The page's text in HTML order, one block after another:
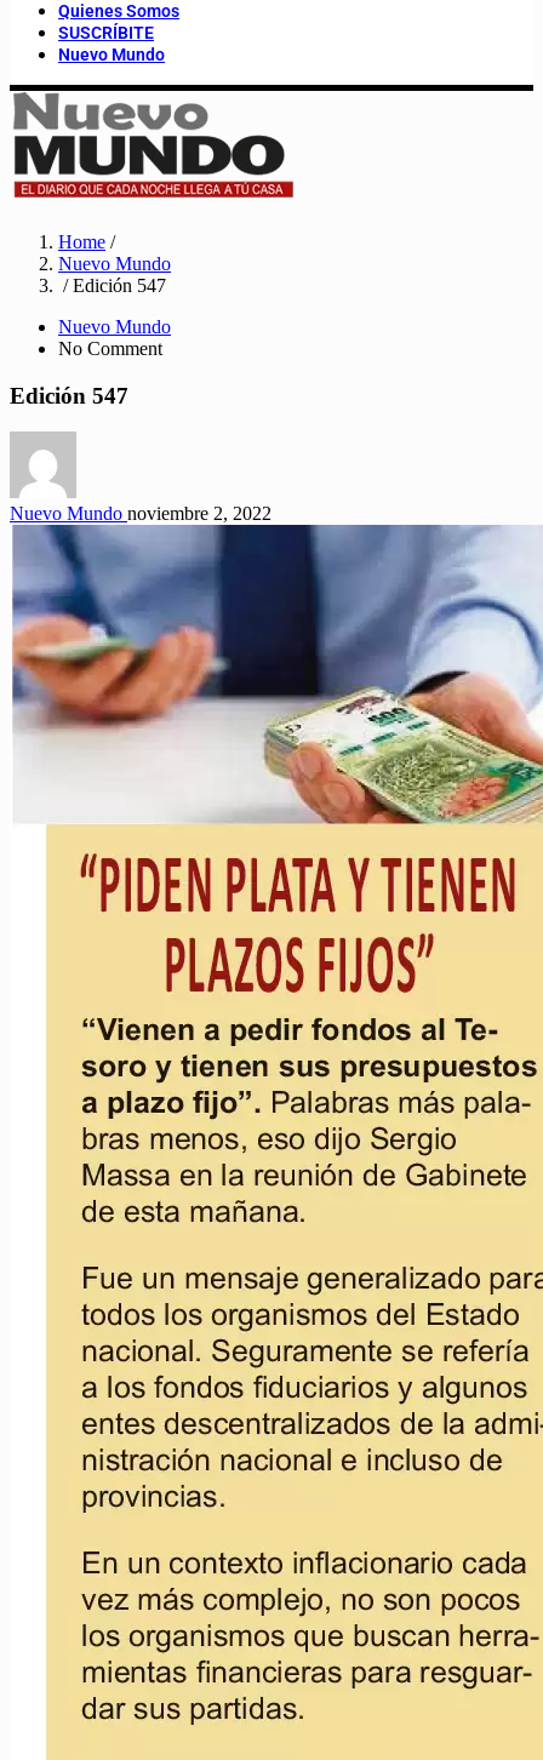
Quienes Somos
SUSCRÍBITE
Nuevo Mundo
Home /
Nuevo Mundo
/ Edición 547
Nuevo Mundo
No Comment
Edición 547
Nuevo Mundo noviembre 2, 2022